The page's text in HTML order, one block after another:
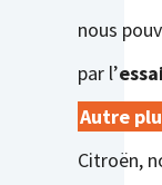
nous
par l’
Autre
Citroën,